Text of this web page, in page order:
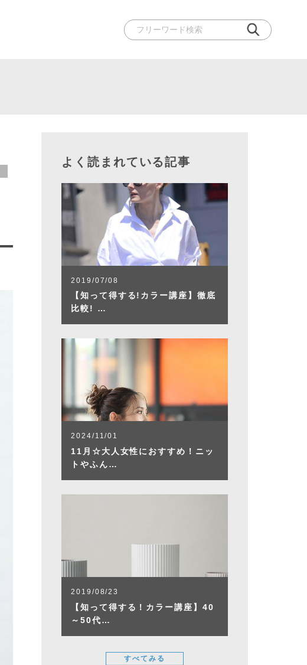
よく読まれている記事
2019/07/08
【知って得する!カラー講座】徹底
比較! …
2024/11/01
11月☆大人女性におすすめ！ニッ
トやふん…
2019/08/23
【知って得する！カラー講座】40
～50代…
すべてみる